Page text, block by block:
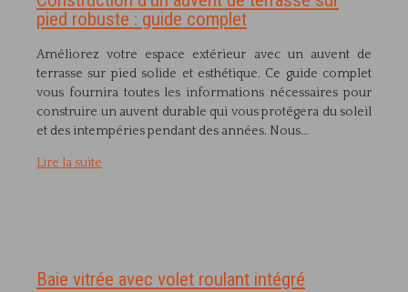
pied robuste : guide complet
Améliorez votre espace extérieur avec un auvent de
terrasse sur pied solide et esthétique. Ce guide complet
vous fournira toutes les informations nécessaires pour
construire un auvent durable qui vous protégera du soleil
et des intempéries pendant des années. Nous…
Lire la suite
Baie vitrée avec volet roulant intégré